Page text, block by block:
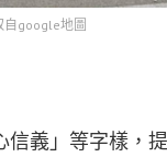
自google地圖
義」等字樣，